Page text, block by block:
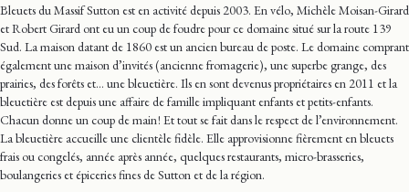
Bleuets du Massif Sutton est en activité depuis 2003. En vélo, Michèle Moisan-Girard
et Robert Girard ont eu un coup de foudre pour ce domaine situé sur la route 139
Sud. La maison datant de 1860 est un ancien bureau de poste. Le domaine comprant
également une maison d’invités (ancienne fromagerie), une superbe grange, des
prairies, des forêts et… une bleuetière. Ils en sont devenus propriétaires en 2011 et la
bleuetière est depuis une affaire de famille impliquant enfants et petits-enfants.
Chacun donne un coup de main ! Et tout se fait dans le respect de l’environnement.
La bleuetière accueille une clientèle fidèle. Elle approvisionne fièrement en bleuets
frais ou congelés, année après année, quelques restaurants, micro-brasseries,
boulangeries et épiceries fines de Sutton et de la région.